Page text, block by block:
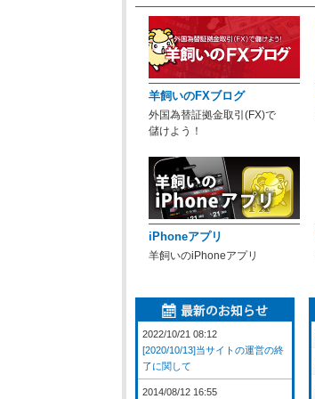
羊飼いのFXブログ
外国為替証拠金取引(FX)で
儲けよう！
iPhoneアプリ
羊飼いのiPhoneアプリ
2022/10/21 08:12
[2020/10/13]当サイトの運営の終
了に関して
2014/08/12 16:55